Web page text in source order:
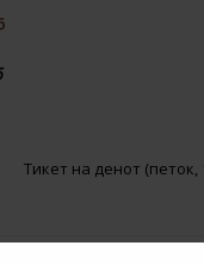
Тикет на денот (петок,